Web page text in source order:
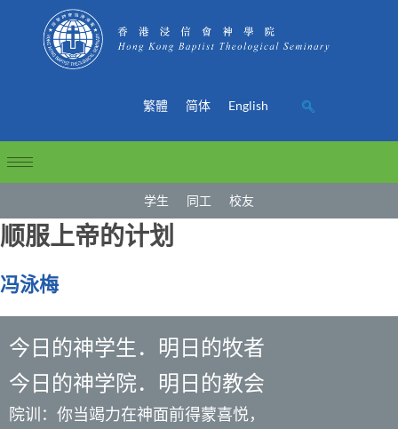
繁體 简体 English
学生 同工 校友
顺服上帝的计划
冯泳梅
今日的神学生．明日的牧者
今日的神学院．明日的教会
院训：你当竭力在神面前得蒙喜悦，